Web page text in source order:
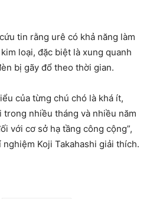
tin rằng urê có khả năng làm
loại, đặc biệt là xung quanh
bị gãy đổ theo thời gian.
của từng chú chó là khá ít,
nhiều tháng và nhiều năm
với cơ sở hạ tầng công cộng”,
Koji Takahashi giải thích.